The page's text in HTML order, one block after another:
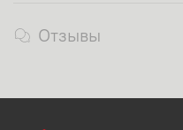
Отзывы